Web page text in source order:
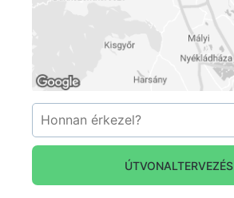
ÚTVONALTERVEZÉS